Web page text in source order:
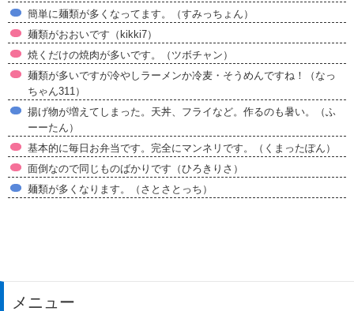
簡単に麺類が多くなってます。（すみっちょん）
麺類がおおいです（kikki7）
焼くだけの焼肉が多いです。（ツボチャン）
麺類が多いですが冷やしラーメンか冷麦・そうめんですね！（なっ
ちゃん311）
揚げ物が増えてしまった。天丼、フライなど。作るのも暑い。（ふ
ーーたん）
基本的に毎日お弁当です。完全にマンネリです。（くまったぽん）
面倒なので同じものばかりです（ひろきりさ）
麺類が多くなります。（さとさとっち）
メニュー